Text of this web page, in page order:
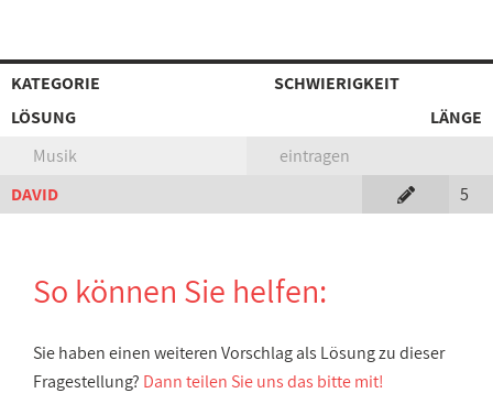
KATEGORIE
SCHWIERIGKEIT
LÖSUNG
LÄNGE
Musik
eintragen
DAVID
5
So können Sie helfen:
Sie haben einen weiteren Vorschlag als Lösung zu dieser
Fragestellung? Dann teilen Sie uns das bitte mit!